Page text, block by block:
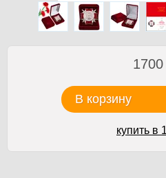
1700
В корзину
купить в